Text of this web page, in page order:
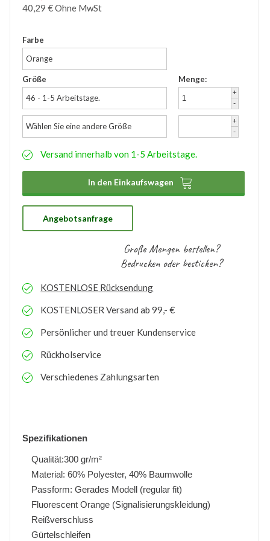
Zubehör
Wathose
40,29 €Ohne MwSt
Farbe
Orange
Größe
46 - 1-5 Arbeitstage.
Menge:
+
-
Wählen Sie eine andere Größe
+
-
Versand innerhalb von 1-5 Arbeitstage.
In den Einkaufswagen 
Angebotsanfrage
Große Mengen bestellen?
Bedrucken oder besticken?
KOSTENLOSE Rücksendung
KOSTENLOSER Versand ab 99,- €
Persönlicher und treuer Kundenservice
Rückholservice
Verschiedenes Zahlungsarten
Spezifikationen
Qualität:300 gr/m²
Material: 60% Polyester, 40% Baumwolle
Passform: Gerades Modell (regular fit)
Fluorescent Orange (Signalisierungskleidung)
Reißverschluss
Gürtelschleifen